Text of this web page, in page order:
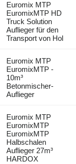
Euromix MTP
EuromixMTP HD
Truck Solution
Auflieger für den
Transport von Hol
Euromix MTP
EuromixMTP -
10m³
Betonmischer-
Auflieger
Euromix MTP
EuromixMTP
EuromixMTP
Halbschalen
Auflieger 27m³
HARDOX